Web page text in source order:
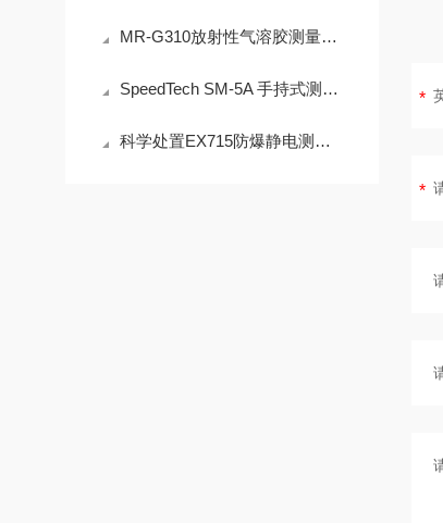
MR-G310放射性气溶胶测量仪：IP65防护与-40℃~+50℃宽温工作能力
SpeedTech SM-5A 手持式测深仪声学测量原理与性能分析
科学处置EX715防爆静电测试仪故障可有效保障检测工作正常开展